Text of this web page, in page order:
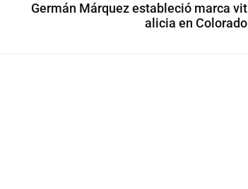
Germán Márquez estableció marca vit
alicia en Colorado